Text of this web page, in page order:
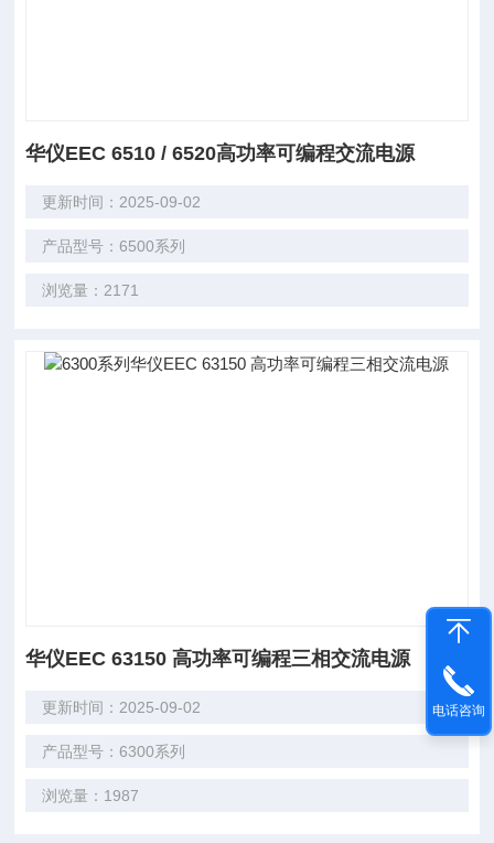
华仪EEC 6510 / 6520高功率可编程交流电源
更新时间：2025-09-02
产品型号：6500系列
浏览量：2171
华仪EEC 63150 高功率可编程三相交流电源
更新时间：2025-09-02
产品型号：6300系列
浏览量：1987
电话咨询